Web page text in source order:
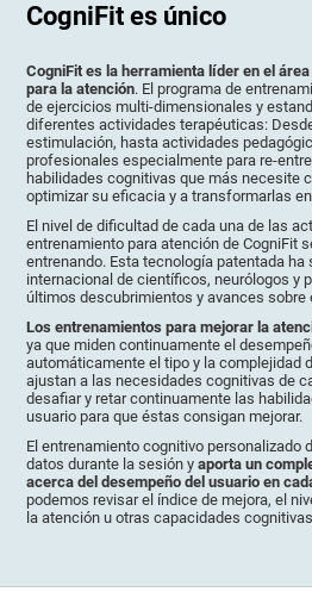
CogniFit es único
CogniFit es la herramienta líder en el
para la atención. El programa de
de ejercicios multi-dimensionales y
diferentes actividades terapéuticas:
estimulación, hasta actividades
profesionales especialmente para re-
habilidades cognitivas que más necesite
optimizar su eficacia y a transformarlas
El nivel de dificultad de cada una de las
entrenamiento para atención de CogniFit
entrenando. Esta tecnología patentada ha
internacional de científicos, neurólogos y
últimos descubrimientos y avances sobre
Los entrenamientos para mejorar la
ya que miden continuamente el
automáticamente el tipo y la complejidad
ajustan a las necesidades cognitivas de
desafiar y retar continuamente las
usuario para que éstas consigan mejorar.
El entrenamiento cognitivo personalizado
datos durante la sesión yaporta un
acerca del desempeño del usuario en
podemos revisar el índice de mejora, el
la atención u otras capacidades